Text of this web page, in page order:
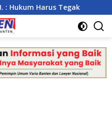
Tegak Kemarau